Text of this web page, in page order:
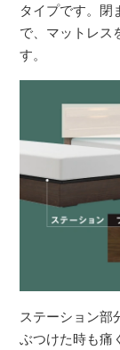
タイプです。閉
で、マットレス
す。
ステーション部
ぶつけた時も痛